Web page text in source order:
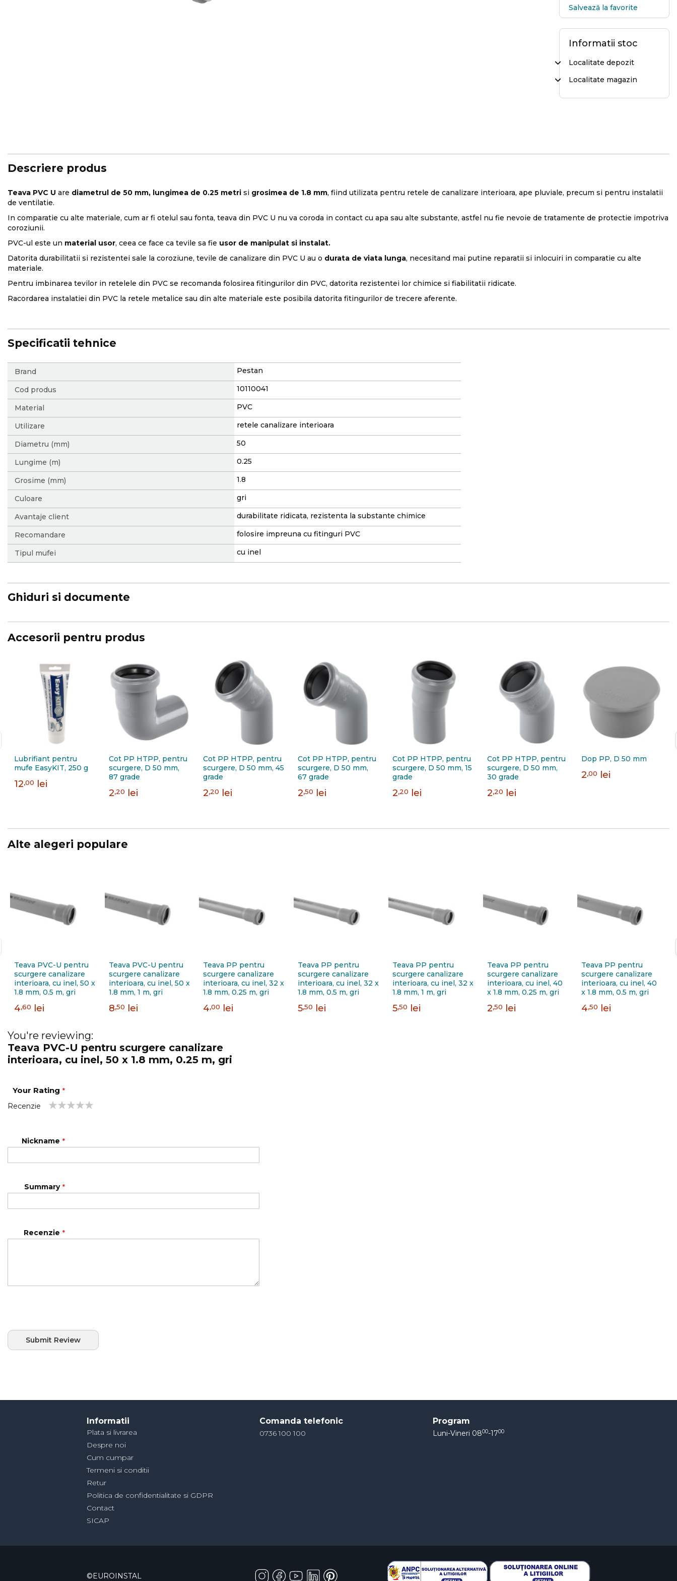
images
gallery
Salvează la favorite
Informatii stoc
Localitate depozit
Localitate magazin
Descriere produs
Teava PVC U are diametrul de 50 mm, lungimea de 0.25 metri si grosimea de 1.8 mm, fiind utilizata pentru retele de canalizare interioara, ape pluviale, precum si pentru instalatii
de ventilatie.
In comparatie cu alte materiale, cum ar fi otelul sau fonta, teava din PVC U nu va coroda in contact cu apa sau alte substante, astfel nu fie nevoie de tratamente de protectie impotriva
coroziunii.
PVC-ul este un material usor, ceea ce face ca tevile sa fie usor de manipulat si instalat.
Datorita durabilitatii si rezistentei sale la coroziune, tevile de canalizare din PVC U au o durata de viata lunga, necesitand mai putine reparatii si inlocuiri in comparatie cu alte
materiale.
Pentru imbinarea tevilor in retelele din PVC se recomanda folosirea fitingurilor din PVC, datorita rezistentei lor chimice si fiabilitatii ridicate.
Racordarea instalatiei din PVC la retele metalice sau din alte materiale este posibila datorita fitingurilor de trecere aferente.
Specificatii tehnice
More
Information
Brand Pestan
Cod produs 10110041
Material PVC
Utilizare retele canalizare interioara
Diametru (mm) 50
Lungime (m) 0.25
Grosime (mm) 1.8
Culoare gri
Avantaje client durabilitate ridicata, rezistenta la substante chimice
Recomandare folosire impreuna cu fitinguri PVC
Tipul mufei cu inel
Ghiduri si documente
Accesorii pentru produs
Lubrifiant pentru
mufe EasyKIT, 250 g
12,00 lei
Cot PP HTPP, pentru
scurgere, D 50 mm,
87 grade
2,20 lei
Cot PP HTPP, pentru
scurgere, D 50 mm, 45
grade
2,20 lei
Cot PP HTPP, pentru
scurgere, D 50 mm,
67 grade
2,50 lei
Cot PP HTPP, pentru
scurgere, D 50 mm, 15
grade
2,20 lei
Cot PP HTPP, pentru
scurgere, D 50 mm,
30 grade
2,20 lei
Dop PP, D 50 mm
2,00 lei
Alte alegeri populare
Teava PVC-U pentru
scurgere canalizare
interioara, cu inel, 50 x
1.8 mm, 0.5 m, gri
4,60 lei
Teava PVC-U pentru
scurgere canalizare
interioara, cu inel, 50 x
1.8 mm, 1 m, gri
8,50 lei
Teava PP pentru
scurgere canalizare
interioara, cu inel, 32 x
1.8 mm, 0.25 m, gri
4,00 lei
Teava PP pentru
scurgere canalizare
interioara, cu inel, 32 x
1.8 mm, 0.5 m, gri
5,50 lei
Teava PP pentru
scurgere canalizare
interioara, cu inel, 32 x
1.8 mm, 1 m, gri
5,50 lei
Teava PP pentru
scurgere canalizare
interioara, cu inel, 40
x 1.8 mm, 0.25 m, gri
2,50 lei
Teava PP pentru
scurgere canalizare
interioara, cu inel, 40
x 1.8 mm, 0.5 m, gri
4,50 lei
You're reviewing:
Teava PVC-U pentru scurgere canalizare
interioara, cu inel, 50 x 1.8 mm, 0.25 m, gri
Your Rating
Recenzie
Nickname
Summary
Recenzie
Submit Review
Informatii
Plata si livrarea
Despre noi
Cum cumpar
Termeni si conditii
Retur
Politica de confidentialitate si GDPR
Contact
SICAP
Comanda telefonic
0736 100 100
Program
Luni-Vineri 0800-1700
©EUROINSTAL